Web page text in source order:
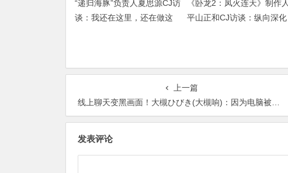
“递归海豚”负责人夏思源CJ访
谈：我还在这里，还在做这
《卧龙2：凤火连天》制作人
平山正和CJ访谈：纵向深化
上一篇
线上聊天变黑画面！大槻ひびき(大槻响)：因为电脑被我喷坏了⋯【365娱乐资讯网】
发表评论